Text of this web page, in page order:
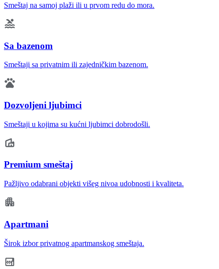
Smeštaj na samoj plaži ili u prvom redu do mora.
Sa bazenom
Smeštaji sa privatnim ili zajedničkim bazenom.
Dozvoljeni ljubimci
Smeštaji u kojima su kućni ljubimci dobrodošli.
Premium smeštaj
Pažljivo odabrani objekti višeg nivoa udobnosti i kvaliteta.
Apartmani
Širok izbor privatnog apartmanskog smeštaja.